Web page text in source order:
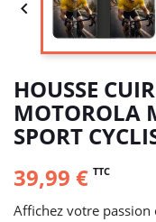

HOUSSE
MOTOROLA
SPORT
39,99 € TTC
Affichez votre passion